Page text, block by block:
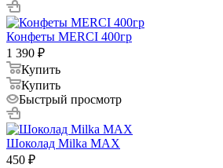
Конфеты MERCI 400гр
1 390 ₽
Купить
Купить
Быстрый просмотр
Шоколад Milka MAX
450 ₽